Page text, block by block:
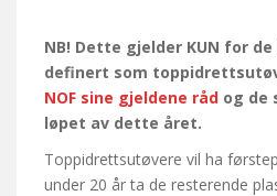
NB! Dette gjelder KUN for
definert som
NOF sine gjeldene råd og de
løpet av dette året.
Toppidrettsutøvere vil ha
under 20 år ta de resterende